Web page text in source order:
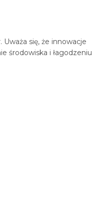
się, że innowacje
środowiska i łagodzeniu